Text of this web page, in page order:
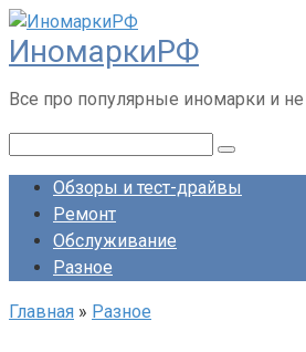
Перейти
к
контенту
ИномаркиРФ
Все про популярные иномарки и не
Обзоры и тест-драйвы
Ремонт
Обслуживание
Разное
Главная » Разное